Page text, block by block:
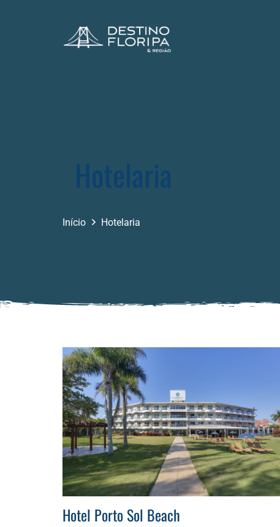
Hotelaria
Início Hotelaria
Hotel Porto Sol Beach